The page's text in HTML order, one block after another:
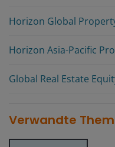
Horizon Global
Horizon Asia-Pacific
Global Real Estate
Verwandte